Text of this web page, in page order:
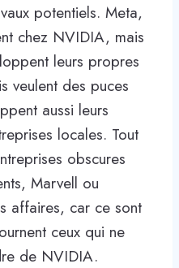
potentiels. Meta,
chez NVIDIA, mais
leurs propres
veulent des puces
aussi leurs
locales. Tout
obscures
Marvell ou
affaires, car ce sont
ceux qui ne
de NVIDIA.